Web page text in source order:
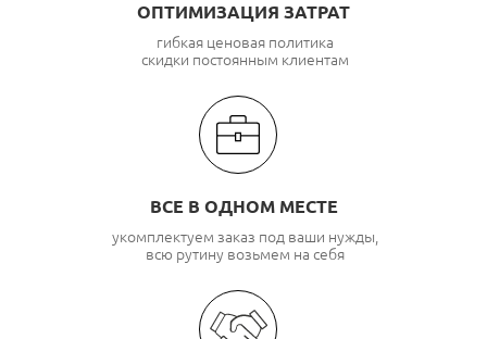
ОПТИМИЗАЦИЯ ЗАТРАТ
гибкая ценовая политика
скидки постоянным клиентам
ВСЕ В ОДНОМ МЕСТЕ
укомплектуем заказ под ваши нужды,
всю рутину возьмем на себя